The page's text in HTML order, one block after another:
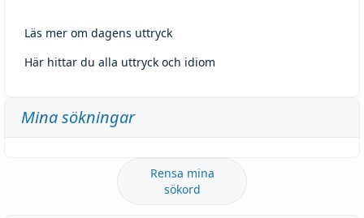
Läs mer om dagens uttryck
Här hittar du alla uttryck och idiom
Mina sökningar
Rensa mina
sökord